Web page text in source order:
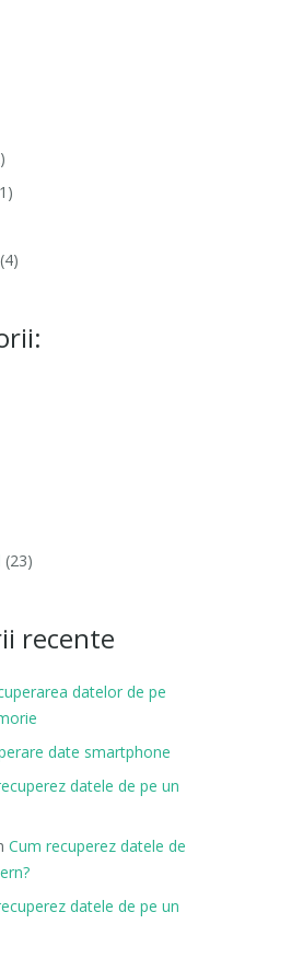
(4)
(23)
recente
datelor de pe
date smartphone
datele de pe un
Cum recuperez datele de
datele de pe un